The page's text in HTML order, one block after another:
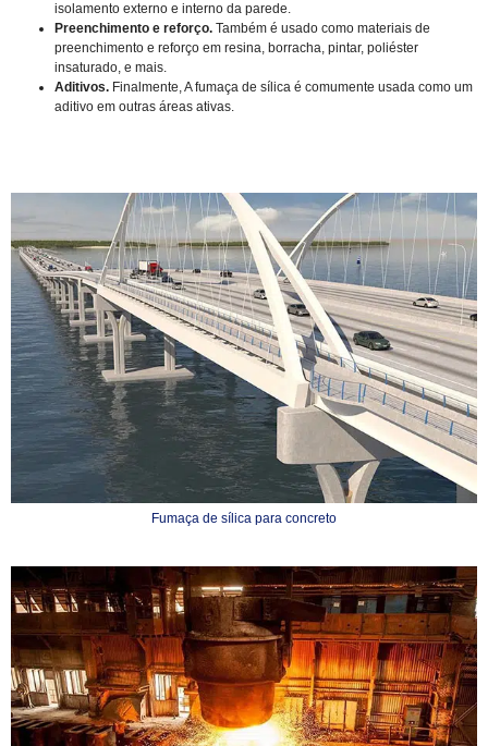
isolamento externo e interno da parede.
Preenchimento e reforço. Também é usado como materiais de
preenchimento e reforço em resina, borracha, pintar, poliéster
insaturado, e mais.
Aditivos. Finalmente, A fumaça de sílica é comumente usada como um
aditivo em outras áreas ativas.
Fumaça de sílica para concreto